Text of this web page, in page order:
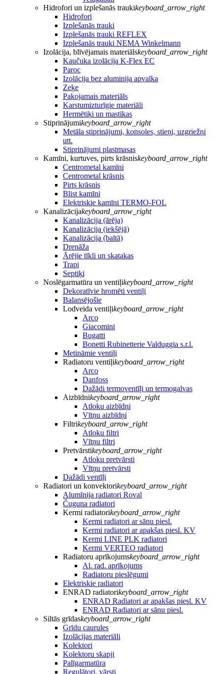
Hidrofori un izplešanās traukikeyboard_arrow_right
Hidrofori
Izplešanās trauki
Izplešanās trauki REFLEX
Izplešanās trauki NEMA Winkelmann
Izolācija, blīvējamais materiālskeyboard_arrow_right
Kaučuka izolācija K-Flex EC
Paroc
Izolācija bez aluminija apvalka
Zeķe
Pakojamais materiāls
Karstumizturīgie materiāli
Hermētiķi un mastikas
Stiprinājumikeyboard_arrow_right
Metāla stiprinājumi, konsoles, stieņi, uzgriežņi
utt.
Stiprinājumi plastmasas
Kamīni, kurtuves, pirts krāsniskeyboard_arrow_right
Centrometal kamīni
Centrometal krāsnis
Pirts krāsnis
Blist kamīni
Elektriskie kamīni TERMO-FOL
Kanalizācijakeyboard_arrow_right
Kanalizācija (ārēja)
Kanalizācija (iekšējā)
Kanalizācija (baltā)
Drenāža
Ārējie tīkli un skatakas
Trapi
Septiķi
Noslēgarmatūra un ventiļikeyboard_arrow_right
Dekoratīvie hromēti ventiļi
Balansējošie
Lodveida ventiļikeyboard_arrow_right
Arco
Giacomini
Bugatti
Bonetti Rubinetterie Valduggia s.r.l.
Metināmie ventiļi
Radiatoru ventiļikeyboard_arrow_right
Arco
Danfoss
Dažādi termoventīļi un termogalvas
Aizbīdnikeyboard_arrow_right
Atloku aizbīdņi
Vītņu aizbīdņi
Filtrikeyboard_arrow_right
Atloku filtri
Vītņu filtri
Pretvārstikeyboard_arrow_right
Atloku pretvārsti
Vītņu pretvārsti
Dažādi ventīļi
Radiatori un konvektorikeyboard_arrow_right
Alumīnija radiatori Roval
Čuguna radiatori
Kermi radiatorikeyboard_arrow_right
Kermi radiatori ar sānu piesl.
Kermi radiatori ar apakšas piesl. KV
Kermi LINE PLK radiatori
Kermi VERTEO radiatori
Radiatoru aprīkojumskeyboard_arrow_right
Al. rad. aprīkojums
Radiatoru pieslēgumi
Elektriskie radiatori
ENRAD radiatorikeyboard_arrow_right
ENRAD Radiatori ar apakšas piesl. KV
ENRAD Radiatori ar sānu piesl.
Siltās grīdaskeyboard_arrow_right
Grīdu caurules
Izolācijas materiāli
Kolektori
Kolektoru skapji
Palīgarmatūra
Regulātori, vārsti